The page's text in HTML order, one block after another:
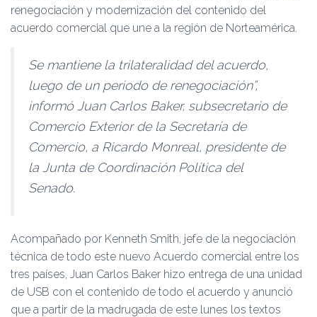
renegociación y modernización del conte­nido del
acuerdo comer­cial que une a la región de Norteamérica.
Se mantiene la trilate­ralidad del acuerdo,
luego de un periodo de rene­gociación”,
informó Juan Carlos Baker, subsecretario de
Comercio Exterior de la Secretaría de
Comercio, a Ricardo Monreal, presiden­te de
la Junta de Coordina­ción Política del
Senado.
Acompañado por Kenneth Smith, jefe de la negociación
técnica de todo este nuevo Acuerdo comercial entre los
tres países, Juan Carlos Baker hizo entrega de una unidad
de USB con el contenido de todo el acuerdo y anunció
que a partir de la madruga­da de este lunes los textos